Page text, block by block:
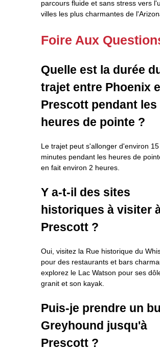
parcours fluide et sans stress vers
villes les plus charmantes de
Foire Aux
Quelle est la durée
trajet entre Phoenix
Prescott pendant les
heures de pointe ?
Le trajet peut s'allonger d'environ
minutes pendant les heures de
en fait environ 2 heures.
Y a-t-il des sites
historiques à visiter
Prescott ?
Oui, visitez la Rue historique du
pour des restaurants et bars
explorez le Lac Watson pour ses
granit et son kayak.
Puis-je prendre un
Greyhound jusqu'à
Prescott ?